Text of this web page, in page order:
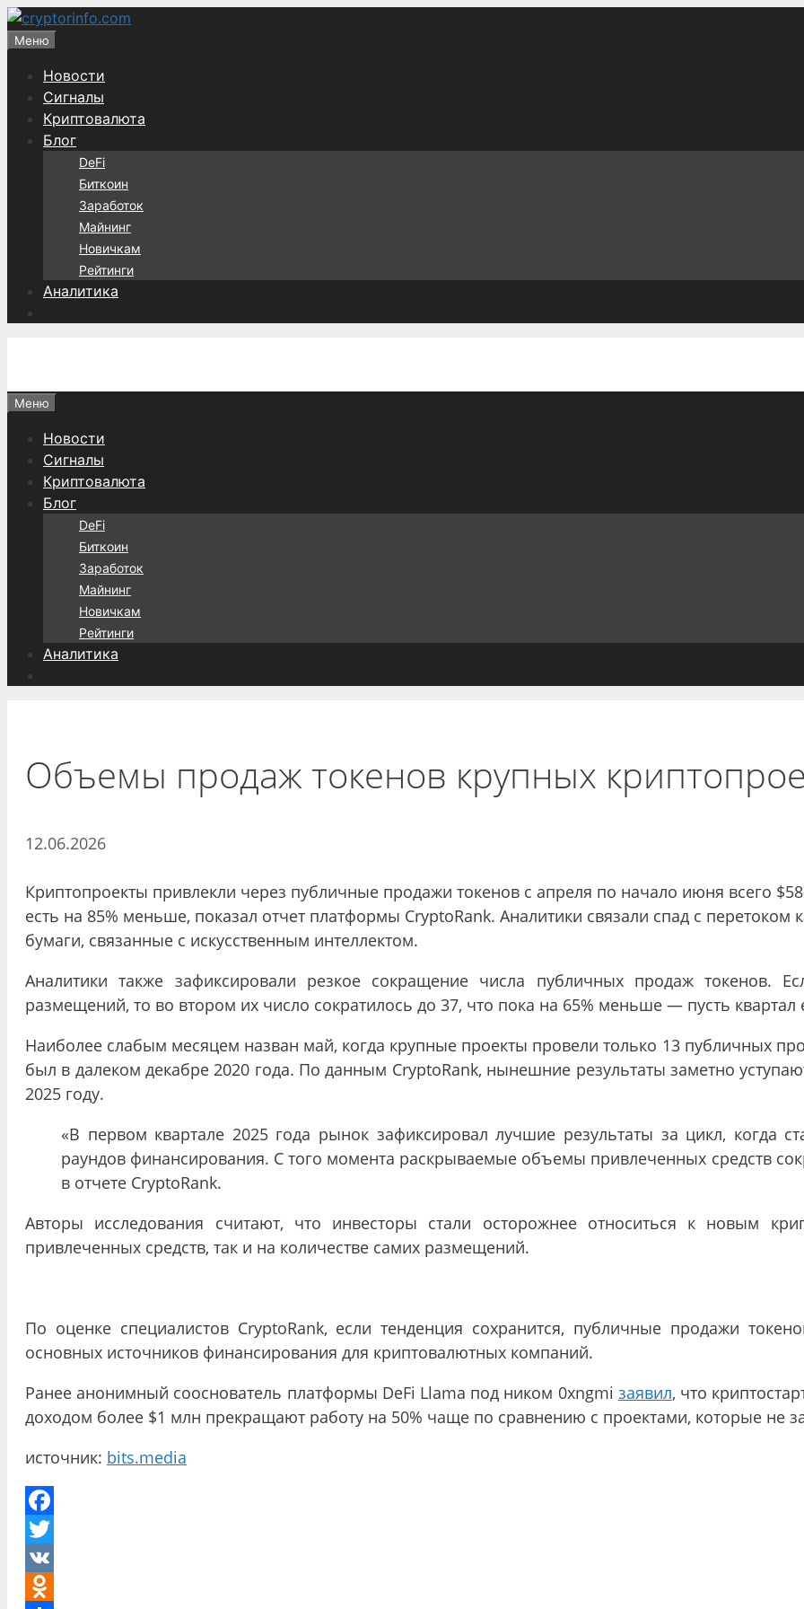
Перейти
Меню
Новости
Сигналы
Криптовалюта
Блог
DeFi
Биткоин
Заработок
Майнинг
Новичкам
Рейтинги
Аналитика
Меню
Новости
Сигналы
Криптовалюта
Блог
DeFi
Биткоин
Заработок
Майнинг
Новичкам
Рейтинги
Аналитика
Объемы продаж токенов крупных
12.06.2026
Криптопроекты привлекли через публичные продажи токенов с апреля по начало июня всего
есть на 85% меньше, показал отчет платформы CryptoRank. Аналитики связали спад с
бумаги, связанные с искусственным интеллектом.
Аналитики также зафиксировали резкое сокращение числа публичных продаж токенов.
размещений, то во втором их число сократилось до 37, что пока на 65% меньше — пусть
Наиболее слабым месяцем назван май, когда крупные проекты провели только 13 публичных
был в далеком декабре 2020 года. По данным CryptoRank, нынешние результаты заметно
2025 году.
«В первом квартале 2025 года рынок зафиксировал лучшие результаты за цикл, когда
раундов финансирования. С того момента раскрываемые объемы привлеченных средств
в отчете CryptoRank.
Авторы исследования считают, что инвесторы стали осторожнее относиться к новым
привлеченных средств, так и на количестве самих размещений.
По оценке специалистов CryptoRank, если тенденция сохранится, публичные продажи
основных источников финансирования для криптовалютных компаний.
Ранее анонимный сооснователь платформы DeFi Llama под ником 0xngmi заявил, что
доходом более $1 млн прекращают работу на 50% чаще по сравнению с проектами, которые не
источник: bits.media
Facebook
Twitter
VK